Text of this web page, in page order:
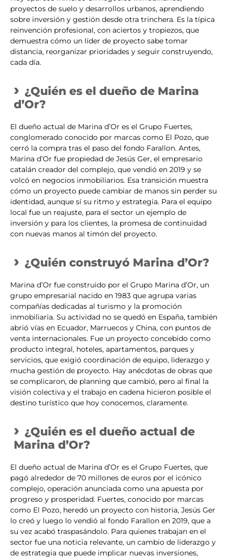
proyectos de suelo y desarrollos urbanos, aprendiendo
sobre inversión y gestión desde otra trinchera. Es la típica
reinvención profesional, con aciertos y tropiezos, que
demuestra cómo un líder de proyecto sabe tomar
distancia, reorganizar prioridades y seguir construyendo,
cada día.
¿Quién es el dueño de Marina
d’Or?
El dueño actual de Marina d’Or es el Grupo Fuertes,
conglomerado conocido por marcas como El Pozo, que
cerró la compra tras el paso del fondo Farallon. Antes,
Marina d’Or fue propiedad de Jesús Ger, el empresario
catalán creador del complejo, que vendió en 2019 y se
volcó en negocios inmobiliarios. Esa transición muestra
cómo un proyecto puede cambiar de manos sin perder su
identidad, aunque sí su ritmo y estrategia. Para el equipo
local fue un reajuste, para el sector un ejemplo de
inversión y para los clientes, la promesa de continuidad
con nuevas manos al timón del proyecto.
¿Quién construyó Marina d’Or?
Marina d’Or fue construido por el Grupo Marina d’Or, un
grupo empresarial nacido en 1983 que agrupa varias
compañías dedicadas al turismo y la promoción
inmobiliaria. Su actividad no se quedó en España, también
abrió vías en Ecuador, Marruecos y China, con puntos de
venta internacionales. Fue un proyecto concebido como
producto integral, hoteles, apartamentos, parques y
servicios, que exigió coordinación de equipo, liderazgo y
mucha gestión de proyecto. Hay anécdotas de obras que
se complicaron, de planning que cambió, pero al final la
visión colectiva y el trabajo en cadena hicieron posible el
destino turístico que hoy conocemos, claramente.
¿Quién es el dueño actual de
Marina d’Or?
El dueño actual de Marina d’Or es el Grupo Fuertes, que
pagó alrededor de 70 millones de euros por el icónico
complejo, operación anunciada como una apuesta por
progreso y prosperidad. Fuertes, conocido por marcas
como El Pozo, heredó un proyecto con historia, Jesús Ger
lo creó y luego lo vendió al fondo Farallon en 2019, que a
su vez acabó traspasándolo. Para quienes trabajan en el
sector fue una noticia relevante, un cambio de liderazgo y
de estrategia que puede implicar nuevas inversiones,